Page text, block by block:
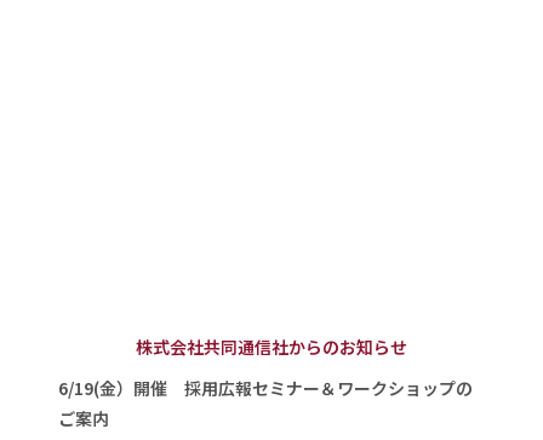
株式会社共同通信社からのお知らせ
6/19(金）開催 採用広報セミナー＆ワークショップの
ご案内